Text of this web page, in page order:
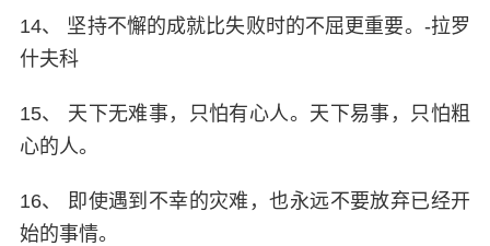
14、 坚持不懈的成就比失败时的不屈更重要。-拉罗
什夫科
15、 天下无难事，只怕有心人。天下易事，只怕粗
心的人。
16、 即使遇到不幸的灾难，也永远不要放弃已经开
始的事情。